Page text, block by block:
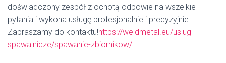
doświadczony zespół z ochotą odpowie na wszelkie
pytania i wykona usługę profesjonalnie i precyzyjnie.
Zapraszamy do kontaktu!https://weldmetal.eu/uslugi-
spawalnicze/spawanie-zbiornikow/